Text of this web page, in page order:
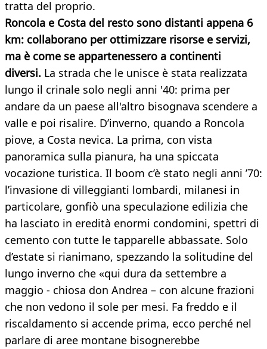
tratta del proprio.
Roncola e Costa del resto sono distanti appena 6
km: collaborano per ottimizzare risorse e servizi,
ma è come se appartenessero a continenti
diversi. La strada che le unisce è stata realizzata
lungo il crinale solo negli anni '40: prima per
andare da un paese all'altro bisognava scendere a
valle e poi risalire. D’inverno, quando a Roncola
piove, a Costa nevica. La prima, con vista
panoramica sulla pianura, ha una spiccata
vocazione turistica. Il boom c’è stato negli anni ’70:
l’invasione di villeggianti lombardi, milanesi in
particolare, gonfiò una speculazione edilizia che
ha lasciato in eredità enormi condomini, spettri di
cemento con tutte le tapparelle abbassate. Solo
d’estate si rianimano, spezzando la solitudine del
lungo inverno che «qui dura da settembre a
maggio - chiosa don Andrea – con alcune frazioni
che non vedono il sole per mesi. Fa freddo e il
riscaldamento si accende prima, ecco perché nel
parlare di aree montane bisognerebbe